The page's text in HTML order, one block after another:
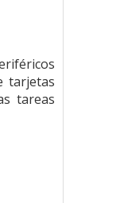
tarjetas
tareas